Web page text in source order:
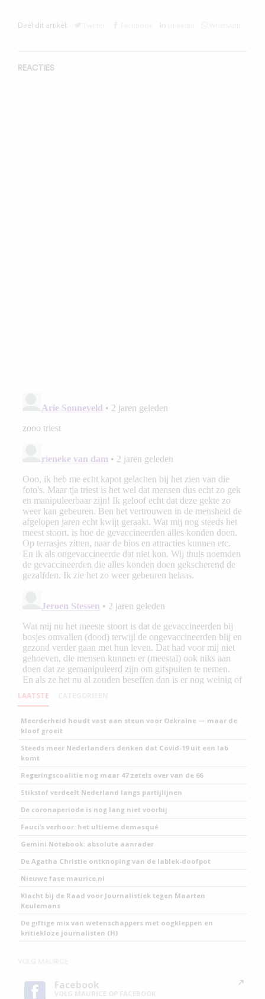
Deel dit artikel:
REACTIES
LAATSTE
Meerderheid houdt vast aan steun voor Oekraïne — maar de
kloof groeit
Steeds meer Nederlanders denken dat Covid-19 uit een lab
komt
Regeringscoalitie nog maar 47 zetels over van de 66
Stikstof verdeelt Nederland langs partijlijnen
De coronaperiode is nog lang niet voorbij
Fauci’s verhoor: het ultieme demasqué
Gemini Notebook: absolute aanrader
De Agatha Christie ontknoping van de lablek-doofpot
Nieuwe fase maurice.nl
Klacht bij de Raad voor Journalistiek tegen Maarten
Keulemans
De giftige mix van wetenschappers met oogkleppen en
kritiekloze journalisten (H)
Facebook